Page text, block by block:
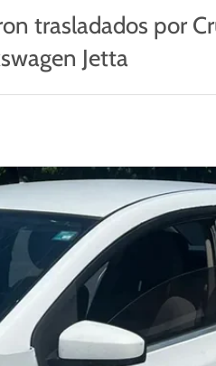
trasladados por
Jetta